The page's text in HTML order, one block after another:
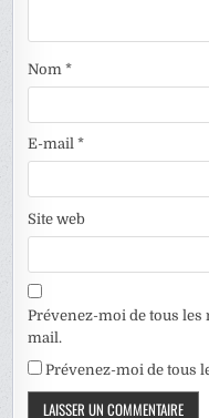
Nom*
E-mail*
Site web
Prévenez-moi de tous
mail.
Prévenez-moi de tous